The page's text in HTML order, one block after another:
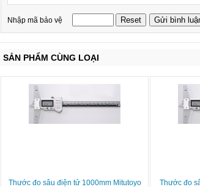
Nhập mã bảo vệ
SẢN PHẨM CÙNG LOẠI
Thước đo sâu điện tử 1000mm Mitutoyo
Thước đo